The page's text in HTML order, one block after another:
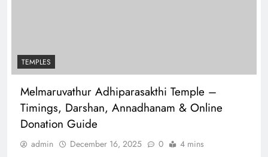
TEMPLES
Melmaruvathur Adhiparasakthi Temple –
Timings, Darshan, Annadhanam & Online
Donation Guide
admin December 16, 2025 0 4 mins